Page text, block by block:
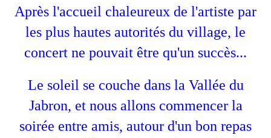
Après l'accueil chaleureux de l'artiste par
les plus hautes autorités du village, le
concert ne pouvait être qu'un succès...
Le soleil se couche dans la Vallée du
Jabron, et nous allons commencer la
soirée entre amis, autour d'un bon repas